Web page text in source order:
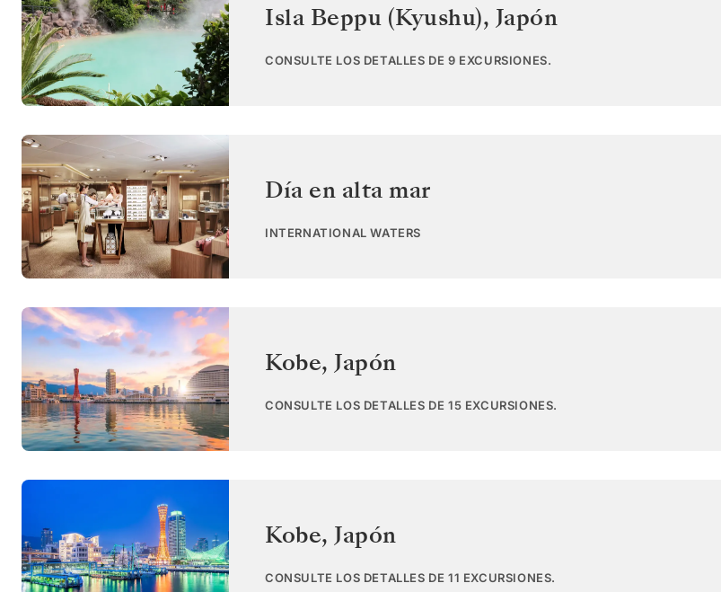
Isla Beppu (Kyushu), Japón
CONSULTE LOS DETALLES DE 9 EXCURSIONES.
Día en alta mar
INTERNATIONAL WATERS
Kobe, Japón
CONSULTE LOS DETALLES DE 15 EXCURSIONES.
Kobe, Japón
CONSULTE LOS DETALLES DE 11 EXCURSIONES.